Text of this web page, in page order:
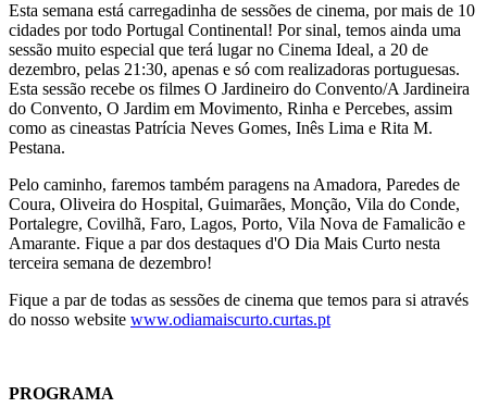
Esta semana está carregadinha de sessões de cinema, por mais de 10
cidades por todo Portugal Continental! Por sinal, temos ainda uma
sessão muito especial que terá lugar no Cinema Ideal, a 20 de
dezembro, pelas 21:30, apenas e só com realizadoras portuguesas.
Esta sessão recebe os filmes O Jardineiro do Convento/A Jardineira
do Convento, O Jardim em Movimento, Rinha e Percebes, assim
como as cineastas Patrícia Neves Gomes, Inês Lima e Rita M.
Pestana.
Pelo caminho, faremos também paragens na Amadora, Paredes de
Coura, Oliveira do Hospital, Guimarães, Monção, Vila do Conde,
Portalegre, Covilhã, Faro, Lagos, Porto, Vila Nova de Famalicão e
Amarante. Fique a par dos destaques d'O Dia Mais Curto nesta
terceira semana de dezembro!
Fique a par de todas as sessões de cinema que temos para si através
do nosso website www.odiamaiscurto.curtas.pt
PROGRAMA